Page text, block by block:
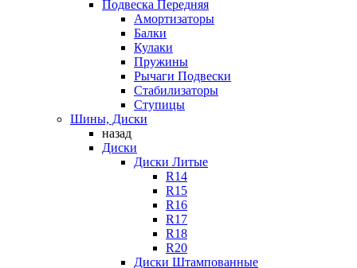
Подвеска Передняя
Амортизаторы
Балки
Кулаки
Пружины
Рычаги Подвески
Стабилизаторы
Ступицы
Шины, Диски
назад
Диски
Диски Литые
R14
R15
R16
R17
R18
R20
Диски Штампованные